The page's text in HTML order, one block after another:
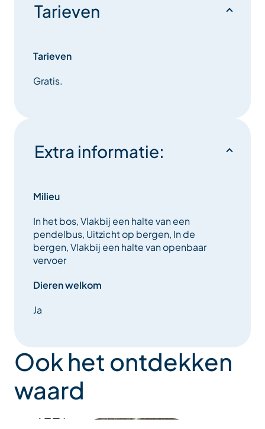
Tarieven
Tarieven
Gratis.
Extra informatie:
Milieu
In het bos, Vlakbij een halte van een
pendelbus, Uitzicht op bergen, In de
bergen, Vlakbij een halte van openbaar
vervoer
Dieren welkom
Ja
Ook het ontdekken
waard